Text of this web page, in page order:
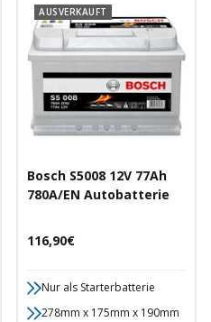
AUSVERKAUFT
Bosch S5008 12V 77Ah
780A/EN Autobatterie
Angebotspreis
116,90€
Nur als Starterbatterie
278mm x 175mm x 190mm